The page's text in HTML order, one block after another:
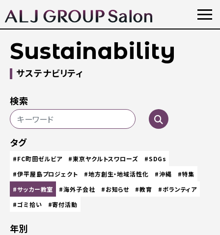
Sustainability
サステナビリティ
検索
タグ
#FC町田ゼルビア #東京ヤクルトスワローズ
#SDGs
#伊平屋島プロジェクト
#地方創生・地域活性化 #沖縄
#特集
#サッカー教室
#海外子会社 #お知らせ #教育
#ボランティア
#ゴミ拾い
#寄付活動
年別